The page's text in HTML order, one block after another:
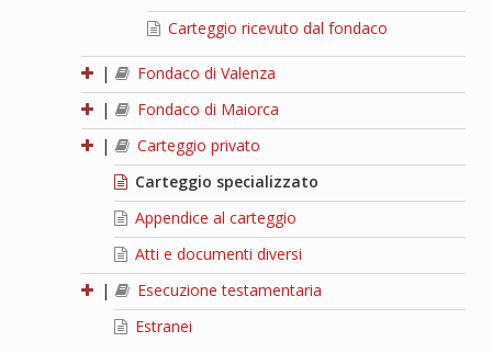
Carteggio ricevuto dal fondaco
|
Fondaco di Valenza
|
Fondaco di Maiorca
|
Carteggio privato
Carteggio specializzato
Appendice al carteggio
Atti e documenti diversi
|
Esecuzione testamentaria
Estranei